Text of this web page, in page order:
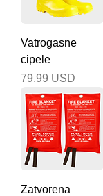
Vatrogasne
cipele
Cijena
79,99 USD
Zatvorena